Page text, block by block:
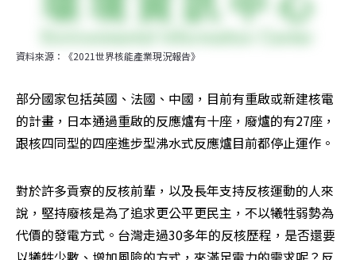
資料來源：《2021世界核能產業現況報告》
部分國家包括英國、法國、中國，目前有重啟或新建核電
的計畫，日本通過重啟的反應爐有十座，廢爐的有27座，
跟核四同型的四座進步型沸水式反應爐目前都停止運作。
對於許多貢寮的反核前輩，以及長年支持反核運動的人來
說，堅持廢核是為了追求更公平更民主，不以犧牲弱勢為
代價的發電方式。台灣走過30多年的反核歷程，是否還要